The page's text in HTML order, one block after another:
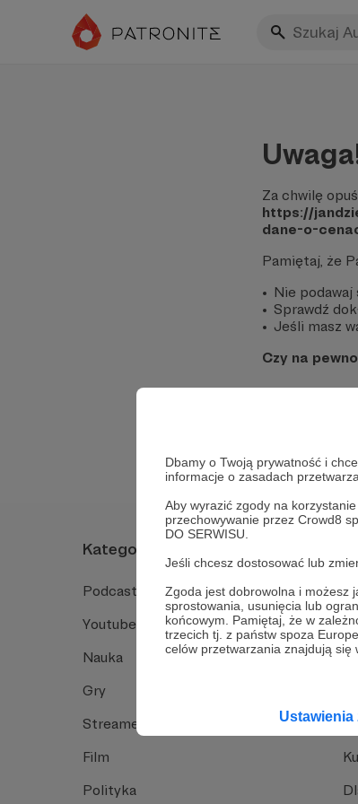
Dbamy o Twoją prywatność i
informacje o zasadach
Aby wyrazić zgody na
przechowywanie przez Crowd8
DO SERWISU.
Jeśli chcesz dostosować lub
Zgoda jest dobrowolna i możesz
sprostowania, usunięcia lub
końcowym. Pamiętaj, że w
trzecich tj. z państw spoza
celów przetwarzania znajdują się
Ustawienia
Za chwilę
https://
dane-o-
Pamiętaj, że
Nie
Sprawdź
Jeśli masz
Czy na
Kategorie
Podcast
Youtube
Nauka
Gry
Streamerzy
Film
Polityka